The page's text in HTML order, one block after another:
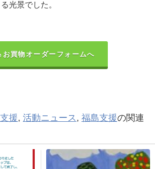
光景でした。
お買物オーダーフォームへ
援, 活動ニュース , 福島支援の関連